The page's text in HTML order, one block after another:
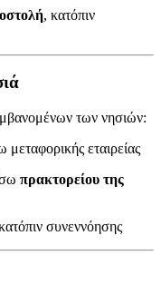
, κατόπιν
των νησιών:
εταιρείας
πρακτορείου της
συνεννόησης